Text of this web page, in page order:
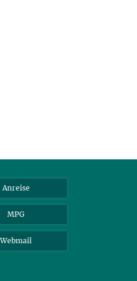
Anreise
MPG
Webmail